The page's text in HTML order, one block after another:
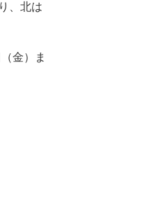
、北は
金）ま